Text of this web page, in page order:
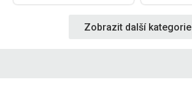
Zobrazit další kategorie